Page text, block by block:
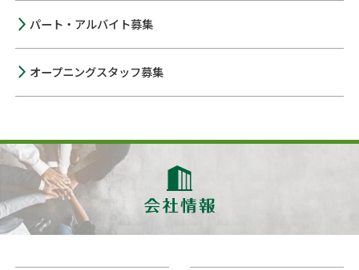
パート・アルバイト募集
オープニングスタッフ募集